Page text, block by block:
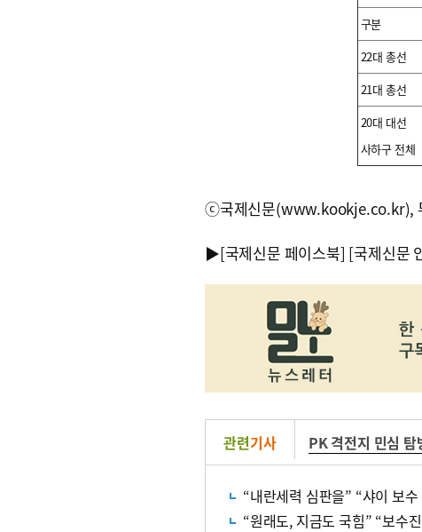
구분
22대 총선
21대 총선
20대 대선
사하구 전체
ⓒ국제신문(www.kookje.co.kr),
▶[국제신문 페이스북] [국제신문
관련기사 PK 격전지 민심 탐
“내란세력 심판을” “샤이 보
“원래도, 지금도 국힘” “보수